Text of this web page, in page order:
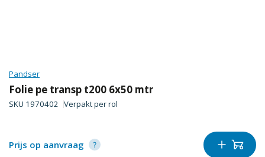
Pandser
Folie pe transp t200 6x50 mtr
SKU 1970402 Verpakt perrol
Prijs op aanvraag